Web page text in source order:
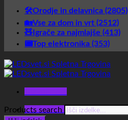
🛠️Orodje in delavnica (2805)
🏡Vse za dom in vrt (2512)
🧸Igrače za najmlajše (413)
📟Top elektronika (353)
Glavni meni
Products search